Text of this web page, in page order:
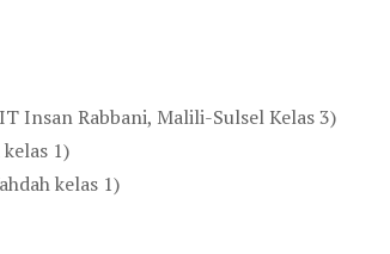
Insan Rabbani, Malili-Sulsel Kelas 3)
1)
kelas 1)